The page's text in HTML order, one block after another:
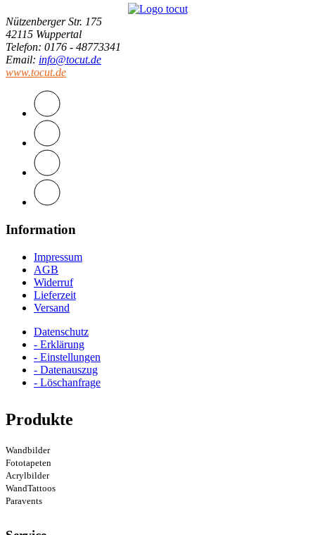
Nützenberger Str. 175
42115 Wuppertal
Telefon: 0176 - 48773341
Email: info@tocut.de
www.tocut.de
Information
Impressum
AGB
Widerruf
Lieferzeit
Versand
Datenschutz
- Erklärung
- Einstellungen
- Datenauszug
- Löschanfrage
Produkte
Wandbilder
Fototapeten
Acrylbilder
WandTattoos
Paravents